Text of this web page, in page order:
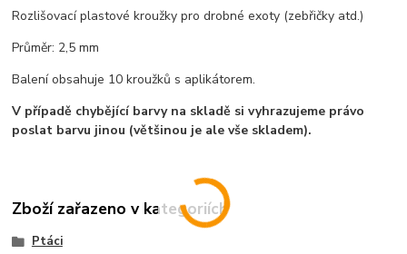
Rozlišovací plastové kroužky pro drobné exoty (zebřičky atd.)
Průměr: 2,5 mm
Balení obsahuje 10 kroužků s aplikátorem.
V případě chybějící barvy na skladě si vyhrazujeme právo
poslat barvu jinou (většinou je ale vše skladem).
Zboží zařazeno v kategoriích
Ptáci